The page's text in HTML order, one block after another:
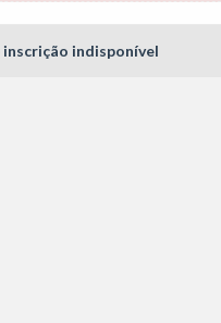
indisponível